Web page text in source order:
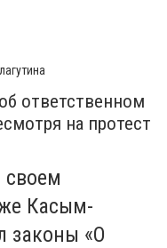
ответственном
на протест
Касым-
законы «О